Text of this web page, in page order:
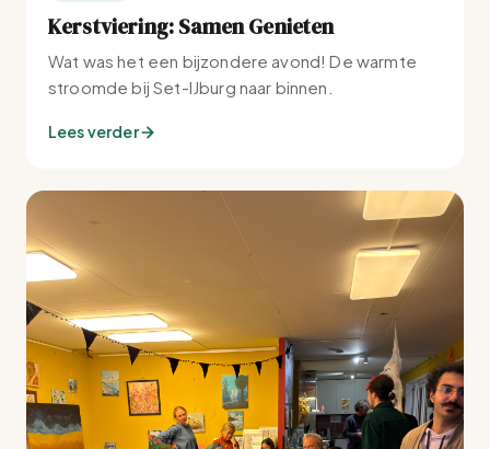
Kerstviering: Samen Genieten
Wat was het een bijzondere avond! De warmte
stroomde bij Set-IJburg naar binnen.
Lees verder